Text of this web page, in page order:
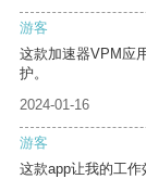
游客
这款加速器VPM应
护。
2024-01-16
游客
这款app让我的工作